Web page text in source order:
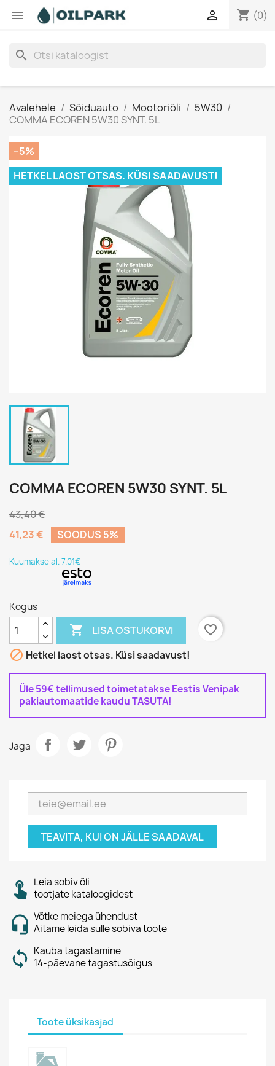
 shopping_cart (0)

search
Avalehele Sõiduauto Mootoriõli
5W30
COMMA ECOREN 5W30 SYNT. 5L
−5%
HETKEL LAOST OTSAS. KÜSI SAADAVUST!
COMMA ECOREN 5W30 SYNT. 5L
43,40 €
41,23 €
SOODUS 5%
Kuumakse al. 7.01€
Kogus
 LISA OSTUKORVI
favorite_border
 Hetkel laost otsas. Küsi saadavust!
Üle 59€ tellimused toimetatakse Eestis Venipak
pakiautomaatide kaudu TASUTA!
Jaga
TEAVITA, KUI ON JÄLLE SAADAVAL
Leia sobiv õli
tootjate kataloogidest
Võtke meiega ühendust
Aitame leida sulle sobiva toote
Kauba tagastamine
14-päevane tagastusõigus
Toote üksikasjad